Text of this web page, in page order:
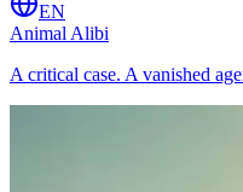
EN
Animal Alibi
A critical case. A vanished